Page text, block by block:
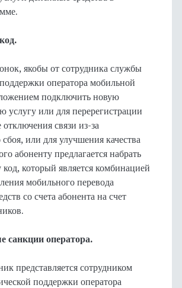
якобы от сотрудника службы
оператора мобильной
подключить новую
услугу или для перерегистрации
связи из-за
сбоя, или для улучшения качества
абоненту предлагается набрать
который является комбинацией
мобильного перевода
со счета абонента на счет
оператора.
представляется сотрудником
поддержки оператора